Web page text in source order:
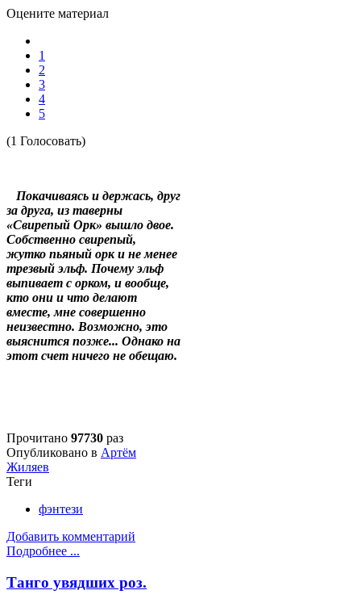
Оцените материал
1
2
3
4
5
(1 Голосовать)
Покачиваясь и держась, друг
за друга, из таверны
«Свирепый Орк» вышло двое.
Собственно свирепый,
жутко пьяный орк и не менее
трезвый эльф. Почему эльф
выпивает с орком, и вообще,
кто они и что делают
вместе, мне совершенно
неизвестно. Возможно, это
выяснится позже... Однако на
этот счет ничего не обещаю.
Прочитано 97730 раз
Опубликовано в Артём
Жиляев
Теги
фэнтези
Добавить комментарий
Подробнее ...
Танго увядших роз.